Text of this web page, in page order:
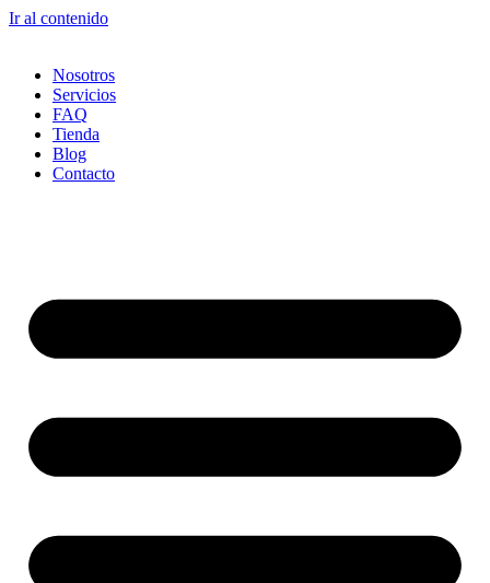
Ir al contenido
Nosotros
Servicios
FAQ
Tienda
Blog
Contacto